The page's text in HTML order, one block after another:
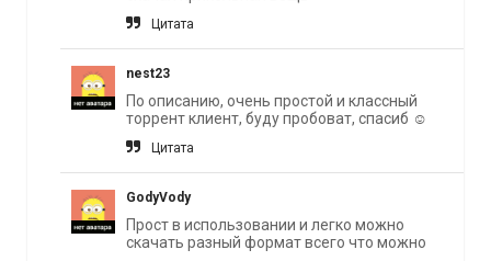
Цитата
nest23
По описанию, очень простой и классный
торрент клиент, буду пробоват, спасиб ☺️
Цитата
GodyVody
Прост в использовании и легко можно
скачать разный формат всего что можно